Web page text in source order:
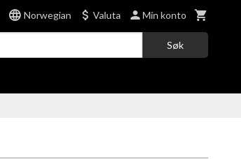
Norwegian Valuta Min konto
Søk